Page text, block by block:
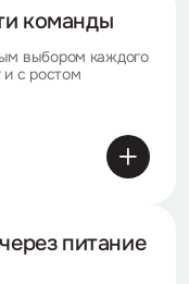
команды
выбором каждого
и с ростом
питание